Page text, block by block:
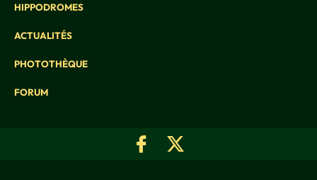
HIPPODROMES
ACTUALITÉS
PHOTOTHÈQUE
FORUM